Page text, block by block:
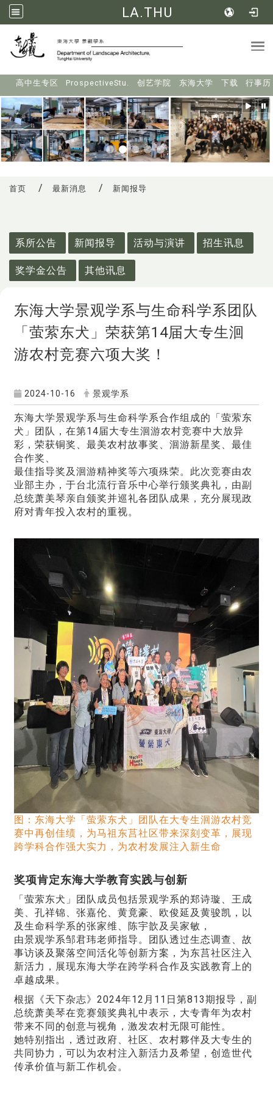
LA.THU
高中生专区 ProspectiveStu. 创艺学院 东海大学 下载 行事历
首页 最新消息 新闻报导
系所公告
新闻报导 活动与演讲 招生讯息
奖学金公告 其他讯息
东海大学景观学系与生命科学系团队
「萤萦东犬」荣获第14届大专生洄
游农村竞赛六项大奖！
2024-10-16 景观学系
东海大学景观学系与生命科学系合作组成的「萤萦东
犬」团队，在第14届大专生洄游农村竞赛中大放异
彩，荣获铜奖、最美农村故事奖、洄游新星奖、最佳
合作奖、
最佳指导奖及洄游精神奖等六项殊荣。此次竞赛由农
业部主办，于台北流行音乐中心举行颁奖典礼，由副
总统萧美琴亲自颁奖并巡礼各团队成果，充分展现政
府对青年投入农村的重视。
图：东海大学「萤萦东犬」团队在大专生洄游农村竞
赛中再创佳绩，为马祖东莒社区带来深刻变革，展现
跨学科合作强大实力，为农村发展注入新生命
奖项肯定东海大学教育实践与创新
「萤萦东犬」团队成员包括景观学系的郑诗璇、王成
美、孔祥锦、张嘉伦、黄竟豪、欧俊延及黄骏凯，以
及生命科学系的张家维、陈宇歆及吴家敏，
由景观学系邹君玮老师指导。团队透过生态调查、故
事访谈及聚落空间活化等创新方案，为东莒社区注入
新活力，展现东海大学在跨学科合作及实践教育上的
卓越成果。
根据《天下杂志》2024年12月11日第813期报导，副
总统萧美琴在竞赛颁奖典礼中表示，大专青年为农村
带来不同的创意与视角，激发农村无限可能性。
她特别指出，透过政府、社区、农村夥伴及大专生的
共同协力，可以为农村注入新活力及希望，创造世代
传承价值与新工作机会。